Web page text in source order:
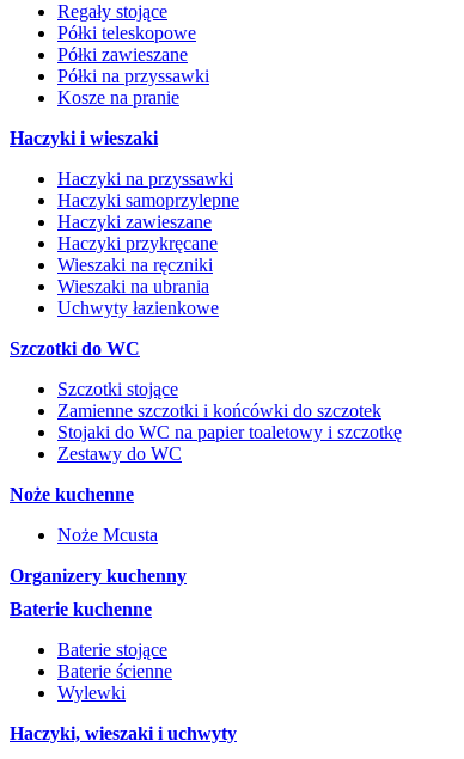
Regały stojące
Półki teleskopowe
Półki zawieszane
Półki na przyssawki
Kosze na pranie
Haczyki i wieszaki
Haczyki na przyssawki
Haczyki samoprzylepne
Haczyki zawieszane
Haczyki przykręcane
Wieszaki na ręczniki
Wieszaki na ubrania
Uchwyty łazienkowe
Szczotki do WC
Szczotki stojące
Zamienne szczotki i końcówki do szczotek
Stojaki do WC na papier toaletowy i szczotkę
Zestawy do WC
Noże kuchenne
Noże Mcusta
Organizery kuchenny
Baterie kuchenne
Baterie stojące
Baterie ścienne
Wylewki
Haczyki, wieszaki i uchwyty